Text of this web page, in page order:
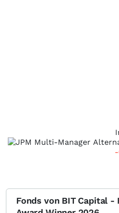
Fonds von BIT Capital -